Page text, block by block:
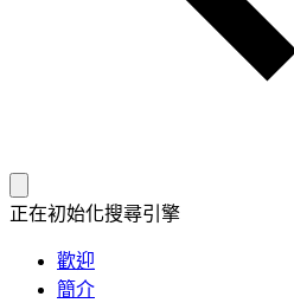
正在初始化搜尋引擎
歡迎
簡介